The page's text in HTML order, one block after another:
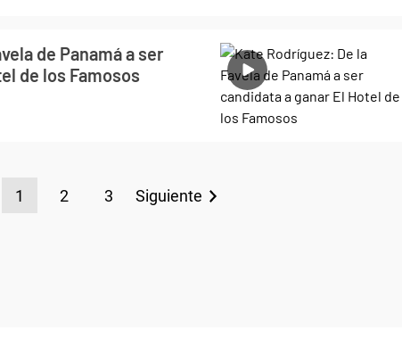
de Panamá a ser
de los Famosos
1 2 3 Siguiente